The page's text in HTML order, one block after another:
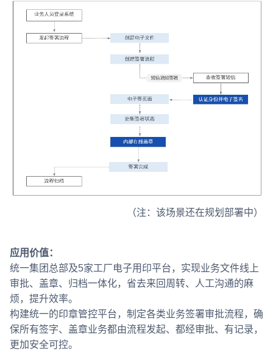
（注：该场景还在规划部署中）
应用价值：
统一集团总部及5家工厂电子用印平台，实现业务文件线上
审批、盖章、归档一体化，省去来回周转、人工沟通的麻
烦，提升效率。
构建统一的印章管控平台，制定各类业务签署审批流程，确
保所有签字、盖章业务都由流程发起、都经审批、有记录，
更加安全可控。